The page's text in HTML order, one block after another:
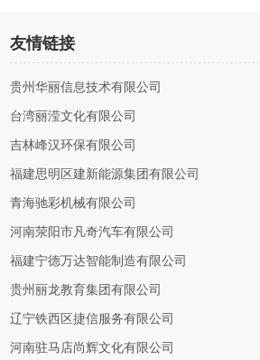
友情链接
贵州华丽信息技术有限公司
台湾丽滢文化有限公司
吉林峰汉环保有限公司
福建思明区建新能源集团有限公司
青海驰彩机械有限公司
河南荥阳市凡奇汽车有限公司
福建宁德万达智能制造有限公司
贵州丽龙教育集团有限公司
辽宁铁西区捷信服务有限公司
河南驻马店尚辉文化有限公司